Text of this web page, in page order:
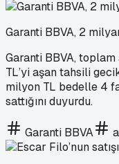
Garanti BBVA, 2
Garanti BBVA,
TL’yi aşan tahsili
milyon TL bedelle 4
sattığını duyurdu.
Garanti BBVA